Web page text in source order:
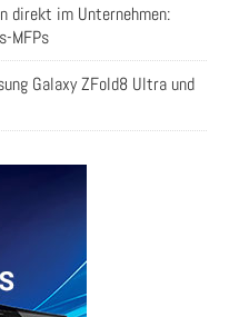
direkt im Unternehmen:
MFPs
Galaxy ZFold8 Ultra und